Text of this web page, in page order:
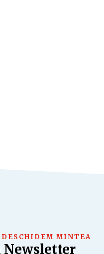
MINTEA
Newsletter